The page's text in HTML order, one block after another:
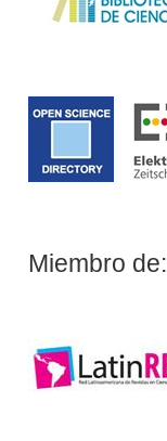
Miembro de: